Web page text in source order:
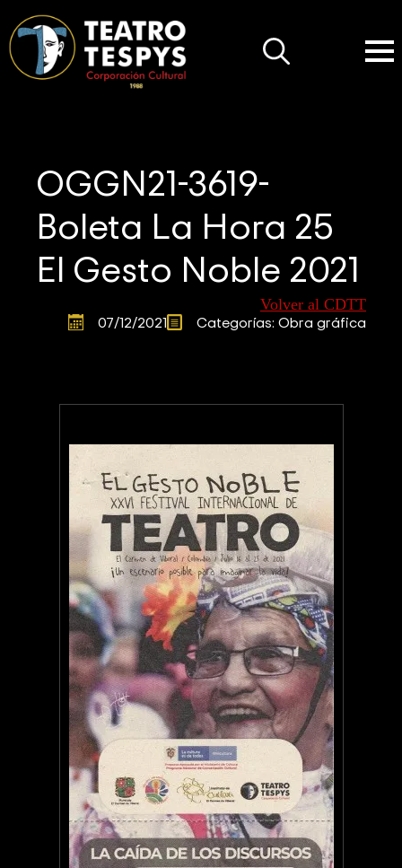
OGGN21-3619-
Boleta La Hora 25
El Gesto Noble 2021
Volver al CDTT
07/12/2021 Categorías: Obra gráfica